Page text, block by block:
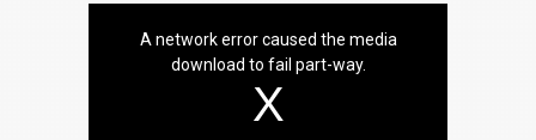
A network error caused the media
download to fail part-way.